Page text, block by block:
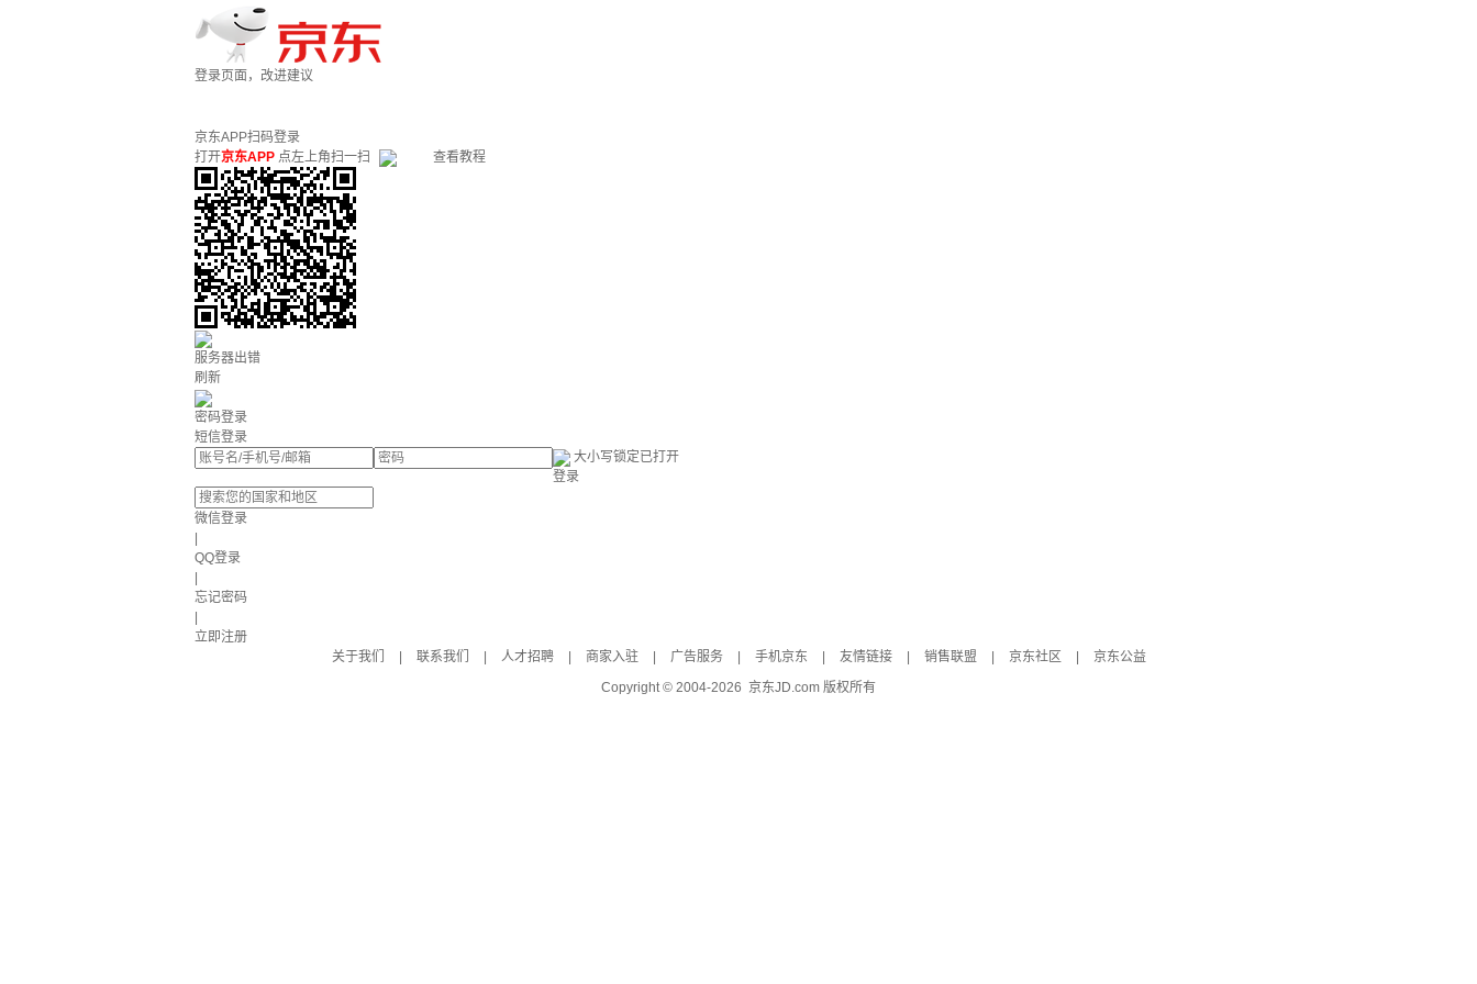
登录页面，改进建议
京东APP扫码登录
打开京东APP 点左上角扫一扫 查看教程
服务器出错
刷新
密码登录
短信登录
大小写锁定已打开
登录
微信登录
QQ登录
忘记密码
立即注册
关于我们
联系我们 人才招聘 商家入驻 广告服务 手机京东 友情链接 销售联盟 京东社区
京东公益
Copyright © 2004-2026 京东JD.com 版权所有